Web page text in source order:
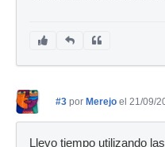
#3 por Merejo el 21/09/
Llevo tiempo utilizando